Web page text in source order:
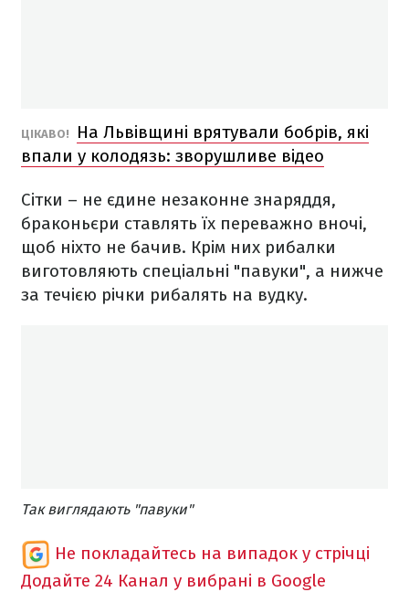
ЦІКАВО!
На Львівщині врятували бобрів, які
впали у колодязь: зворушливе відео
Сітки – не єдине незаконне знаряддя,
браконьєри ставлять їх переважно вночі,
щоб ніхто не бачив. Крім них рибалки
виготовляють спеціальні "павуки", а нижче
за течією річки рибалять на вудку.
Так виглядають "павуки"
Не покладайтесь на випадок у стрічці
Додайте 24 Канал у вибрані в Google